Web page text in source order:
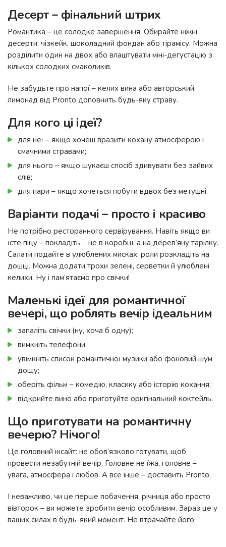
Десерт – фінальний штрих
Романтика – це солодке завершення. Обирайте ніжні
десерти: чізкейк, шоколадний фондан або тірамісу. Можна
розділити один на двох або влаштувати міні-дегустацію з
кількох солодких смаколиків.
Не забудьте про напої – келих вина або авторський
лимонад від Pronto доповнить будь-яку страву.
Для кого ці ідеї?
для неї – якщо хочеш вразити кохану атмосферою і
смачними стравами;
для нього – якщо шукаєш спосіб здивувати без зайвих
слів;
для пари – якщо хочеться побути вдвох без метушні.
Варіанти подачі – просто і красиво
Не потрібно ресторанного сервірування. Навіть якщо ви
їсте піцу – покладіть її не в коробці, а на дерев’яну тарілку.
Салати подайте в улюблених мисках, роли розкладіть на
дошці. Можна додати трохи зелені, серветки й улюблені
келихи. Ну і пам’ятаємо про свічки!
Маленькі ідеї для романтичної
вечері, що роблять вечір ідеальним
запаліть свічки (ну, хоча б одну);
вимкніть телефони;
увімкніть список романтичної музики або фоновий шум
дощу;
оберіть фільм – комедію, класику або історію кохання;
відкрийте вино або приготуйте оригінальний коктейль.
Що приготувати на романтичну
вечерю? Нічого!
Це головний інсайт: не обов’язково готувати, щоб
провести незабутній вечір. Головне не їжа, головне –
увага, атмосфера і любов. А все інше – доставить Pronto.
І неважливо, чи це перше побачення, річниця або просто
вівторок – ви можете зробити вечір особливим. Зараз це у
ваших силах в будь-який момент. Не втрачайте його.